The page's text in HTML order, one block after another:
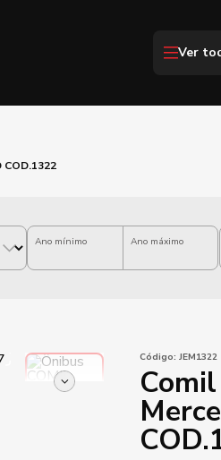
Ver
Ano mínimo Ano máximo
Código: JEM1322